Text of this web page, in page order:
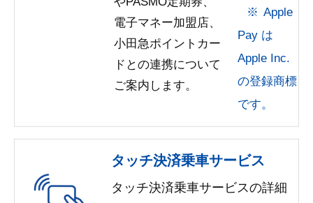
電子マネー加盟店、
小田急ポイントカー
ドとの連携について
ご案内します。
Apple
Pay は
Apple Inc.
の登録商標
です。
タッチ決済乗車サービス
タッチ決済乗車サービスの詳細